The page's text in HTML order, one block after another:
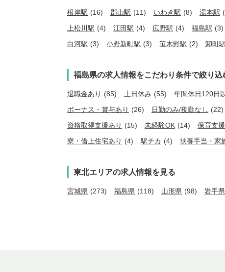
根岸駅 (16) 郡山駅 (11) いわき駅 (8) 湯本駅
上松川駅 (4) 江田駅 (4) 広野駅 (4) 福島駅 (3)
白河駅 (3) 小野新町駅 (3) 笹木野駅 (2) 卸町駅
福島県の求人情報をこだわり条件で絞り込
退職金あり (85) 土日休み (55) 年間休日120日
ボーナス・賞与あり (26) 日勤のみ/夜勤なし (22)
資格取得支援あり (15) 未経験OK (14) 保育支
寮・借上住宅あり (4) 駅チカ (4) 扶養手当・家
東北エリアの求人情報を見る
宮城県 (273) 福島県 (118) 山形県 (98) 岩手県